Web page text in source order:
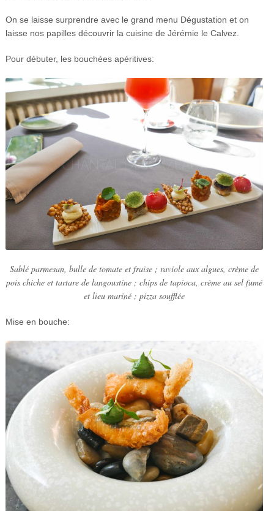
On se laisse surprendre avec le grand menu Dégustation et on
laisse nos papilles découvrir la cuisine de Jérémie le Calvez.
Pour débuter, les bouchées apéritives:
Sablé parmesan, bulle de tomate et fraise ; raviole aux algues, crème de
pois chiche et tartare de langoustine ; chips de tapioca, crème au sel fumé
et lieu mariné ; pizza soufflée
Mise en bouche: